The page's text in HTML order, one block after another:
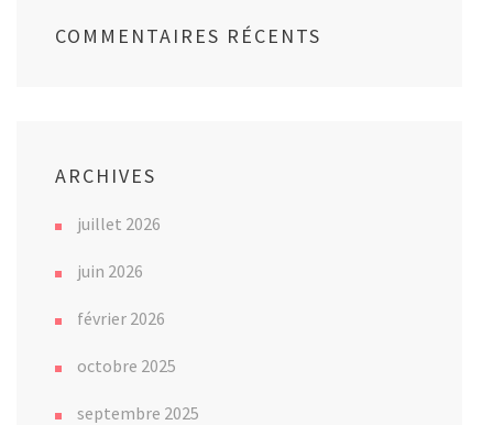
COMMENTAIRES RÉCENTS
ARCHIVES
juillet 2026
juin 2026
février 2026
octobre 2025
septembre 2025